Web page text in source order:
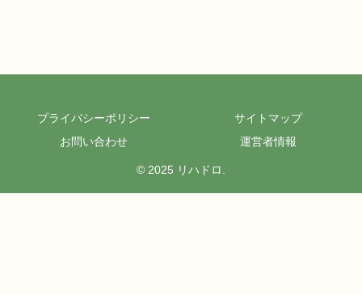
プライバシーポリシー
サイトマップ
お問い合わせ
運営者情報
© 2025 リハドロ.